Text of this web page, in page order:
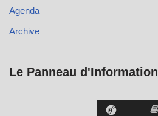
Agenda
Archive
Le Panneau d'Information